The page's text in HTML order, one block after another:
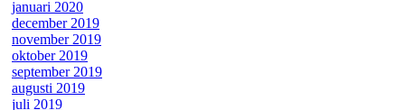
januari 2020
december 2019
november 2019
oktober 2019
september 2019
augusti 2019
juli 2019